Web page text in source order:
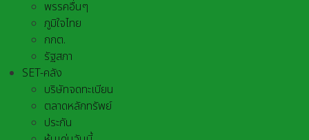
พรรคอื่นๆ
ภูมิใจไทย
กกต.
รัฐสภา
SET-คลัง
บริษัทจดทะเบียน
ตลาดหลักทรัพย์
ประกัน